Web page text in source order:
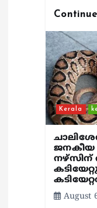
Kerala
ജനകീയ
August